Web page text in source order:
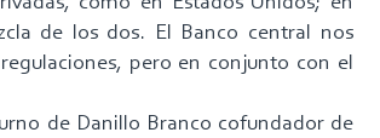
de los dos. El Banco central nos
pero en conjunto con el
de Danillo Branco cofundador de